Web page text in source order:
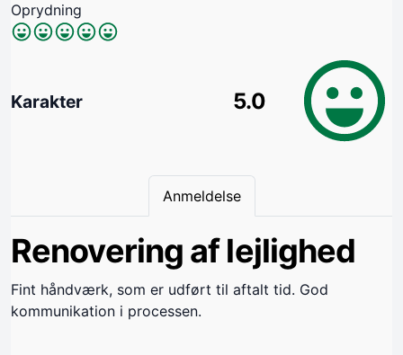
Oprydning
Karakter 5.0
Anmeldelse
Renovering af lejlighed
Fint håndværk, som er udført til aftalt tid. God
kommunikation i processen.